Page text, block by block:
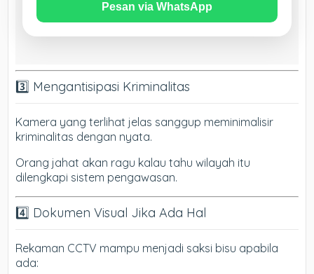
Pesan via WhatsApp
3️⃣ Mengantisipasi Kriminalitas
Kamera yang terlihat jelas sanggup meminimalisir
kriminalitas dengan nyata.
Orang jahat akan ragu kalau tahu wilayah itu
dilengkapi sistem pengawasan.
4️⃣ Dokumen Visual Jika Ada Hal
Rekaman CCTV mampu menjadi saksi bisu apabila
ada: